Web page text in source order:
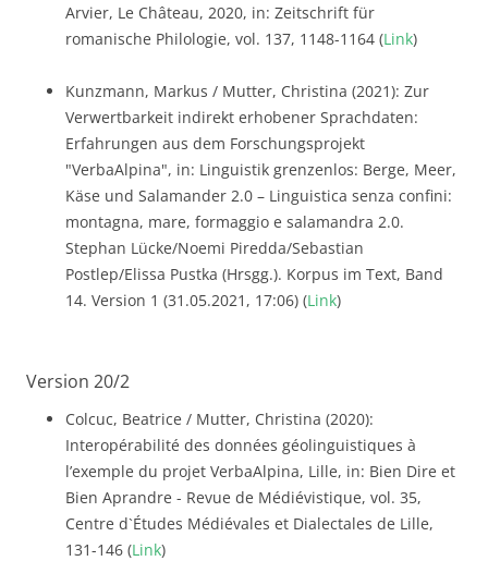
Arvier, Le Château, 2020, in: Zeitschrift für
romanische Philologie, vol. 137, 1148-1164 (Link)
Kunzmann, Markus / Mutter, Christina (2021): Zur
Verwertbarkeit indirekt erhobener Sprachdaten:
Erfahrungen aus dem Forschungsprojekt
"VerbaAlpina", in: Linguistik grenzenlos: Berge, Meer,
Käse und Salamander 2.0 – Linguistica senza confini:
montagna, mare, formaggio e salamandra 2.0.
Stephan Lücke/Noemi Piredda/Sebastian
Postlep/Elissa Pustka (Hrsgg.). Korpus im Text, Band
14. Version 1 (31.05.2021, 17:06) (Link)
Version 20/2
Colcuc, Beatrice / Mutter, Christina (2020):
Interopérabilité des données géolinguistiques à
l’exemple du projet VerbaAlpina, Lille, in: Bien Dire et
Bien Aprandre - Revue de Médiévistique, vol. 35,
Centre d`Études Médiévales et Dialectales de Lille,
131-146 (Link)